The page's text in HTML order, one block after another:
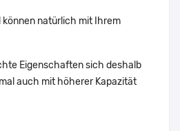
natürlich mit Ihrem
Eigenschaften sich deshalb
auch mit höherer Kapazität